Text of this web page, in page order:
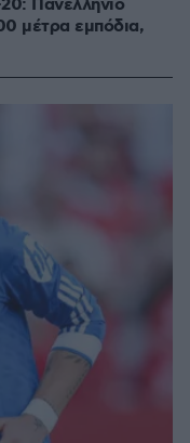
Πανελλήνιο
μέτρα εμπόδια,